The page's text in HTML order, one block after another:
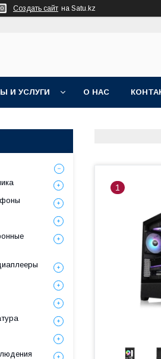
Создать сайт на Satu.kz
И УСЛУГИ О НАС
1